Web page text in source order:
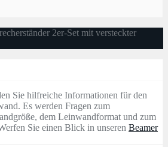
2er-Set mit versteckter
Sie hilfreiche Informationen für den
Es werden Fragen zum
dem Leinwandformat und zum
Sie einen Blick in unseren Beamer